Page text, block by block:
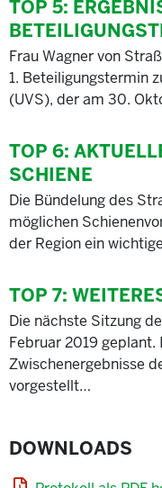
TOP 5:
Frau Wagner von
1. Beteiligungstermin
(UVS), der am 30.
TOP 6:
SCHIENE
Die Bündelung des
möglichen
der Region ein
TOP 7:
Die nächste Sitzung
Februar 2019
Zwischenergebnisse
vorgestellt…
DOWNLOADS